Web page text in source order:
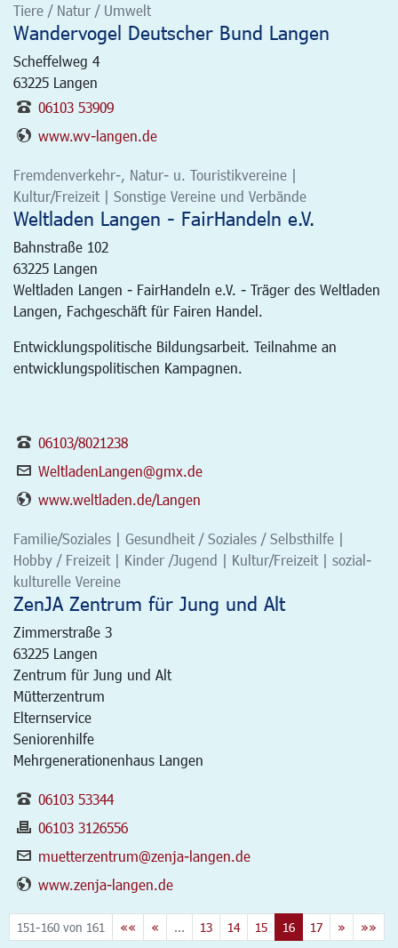
Tiere / Natur / Umwelt
Wandervogel Deutscher Bund Langen
Scheffelweg 4
63225 Langen
06103 53909
www.wv-langen.de
Fremdenverkehr-, Natur- u. Touristikvereine |
Kultur/Freizeit | Sonstige Vereine und Verbände
Weltladen Langen - FairHandeln e.V.
Bahnstraße 102
63225 Langen
Weltladen Langen - FairHandeln e.V. - Träger des Weltladen
Langen, Fachgeschäft für Fairen Handel.
Entwicklungspolitische Bildungsarbeit. Teilnahme an
entwicklungspolitischen Kampagnen.
06103/8021238
WeltladenLangen@gmx.de
www.weltladen.de/Langen
Familie/Soziales | Gesundheit / Soziales / Selbsthilfe |
Hobby / Freizeit | Kinder /Jugend | Kultur/Freizeit | sozial-
kulturelle Vereine
ZenJA Zentrum für Jung und Alt
Zimmerstraße 3
63225 Langen
Zentrum für Jung und Alt
Mütterzentrum
Elternservice
Seniorenhilfe
Mehrgenerationenhaus Langen
06103 53344
06103 3126556
muetterzentrum@zenja-langen.de
www.zenja-langen.de
151-160 von 161 «« « ... 13 14 15 16 17 » »»